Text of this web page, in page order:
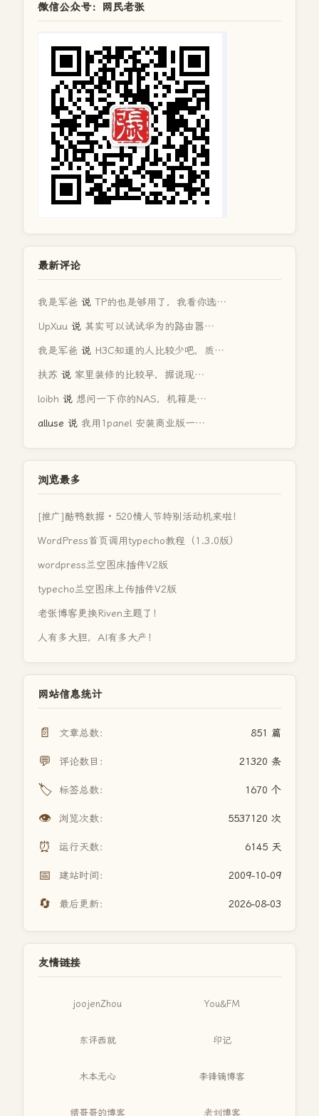
微信公众号：网民老张
最新评论
我是军爸 说 TP的也是够用了，我看你选…
UpXuu 说 其实可以试试华为的路由器…
我是军爸 说 H3C知道的人比较少吧，质…
扶苏 说 家里装修的比较早，据说现…
loibh 说 想问一下你的NAS，机箱是…
alluse 说 我用1panel 安装商业版一…
浏览最多
[推广]酷鸭数据 · 520情人节特别活动机来啦！
WordPress首页调用typecho教程（1.3.0版）
wordpress兰空图床插件V2版
typecho兰空图床上传插件V2版
老张博客更换Riven主题了！
人有多大胆，AI有多大产！
网站信息统计
📄 文章总数： 851 篇
💬 评论数目： 21320 条
🏷️ 标签总数： 1670 个
👁️ 浏览次数： 5537120 次
⏰ 运行天数： 6145 天
📅 建站时间： 2009-10-09
🔄 最后更新： 2026-08-03
友情链接
joojenZhou You&FM
东评西就 印记
木本无心 李锋镝博客
缙哥哥的博客 老刘博客